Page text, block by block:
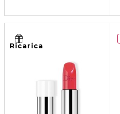
Ricarica